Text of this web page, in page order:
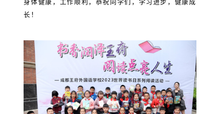
身体健康，工作顺利，恭祝同学们，学习进步，健康成
长！